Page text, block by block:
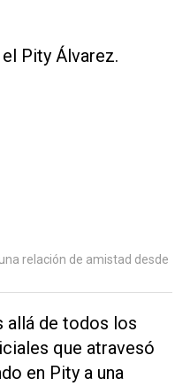
relación de amistad desde
allá de todos los
que atravesó
en Pity a una